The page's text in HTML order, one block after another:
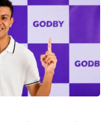
Ítalo Poeta